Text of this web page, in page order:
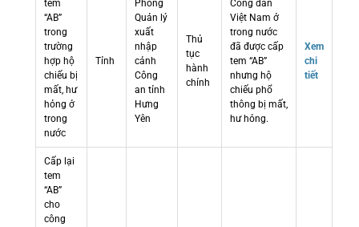
tem
“AB”
trong
trường
hợp hộ
chiếu bị
mất, hư
hỏng ở
trong
nước
Tỉnh
Phòng
Quản lý
xuất
nhập
cảnh
Công
an tỉnh
Hưng
Yên
Thủ
tục
hành
chính
Công dân
Việt Nam ở
trong nước
đã được cấp
tem “AB”
nhưng hộ
chiếu phổ
thông bị mất,
hư hỏng.
Xem
chi
tiết
Cấp lại
tem
“AB”
cho
công